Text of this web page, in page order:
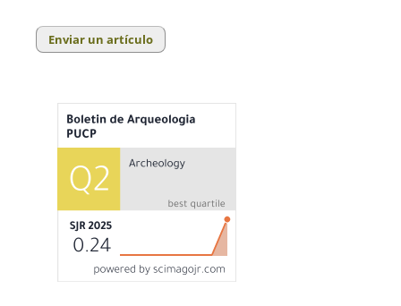
Enviar un artículo